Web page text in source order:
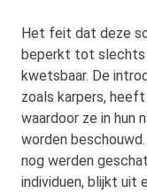
Het feit dat deze
beperkt tot slechts
kwetsbaar. De
zoals karpers,
waardoor ze in hun
worden
nog werden
individuen, blijkt uit